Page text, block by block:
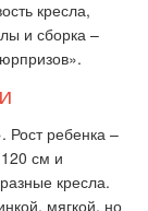
кресла,
и сборка –
Рост ребенка –
см и
кресла.
мягкой, но